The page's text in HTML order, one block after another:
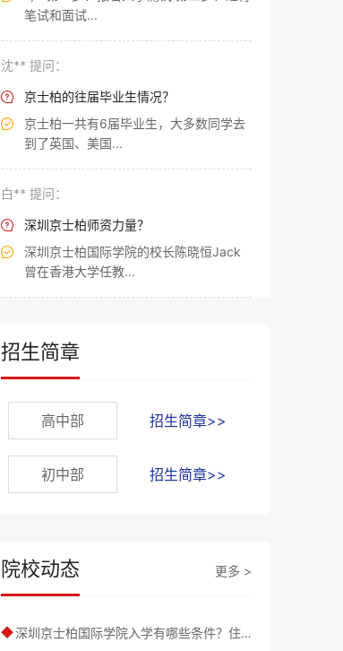
笔试和面试...
沈** 提问：
 京士柏的往届毕业生情况？

京士柏一共有6届毕业生，大多数同学去
到了英国、美国...
白** 提问：
 深圳京士柏师资力量？

深圳京士柏国际学院的校长陈晓恒Jack
曾在香港大学任教...
招生简章
高中部 招生简章>>
初中部 招生简章>>
院校动态 更多 >
◆ 深圳京士柏国际学院入学有哪些条件？住宿条件好不好？